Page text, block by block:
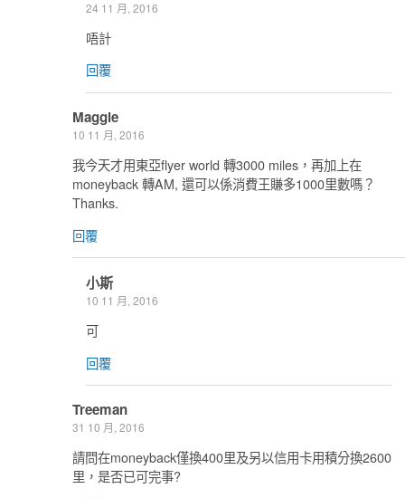
24 11 月, 2016
唔計
回覆
Maggie
10 11 月, 2016
我今天才用東亞flyer world 轉3000 miles，再加上在
moneyback 轉AM, 還可以係消費王賺多1000里數嗎？
Thanks.
回覆
小斯
10 11 月, 2016
可
回覆
Treeman
31 10 月, 2016
請問在moneyback僅換400里及另以信用卡用積分換2600
里，是否已可完事?